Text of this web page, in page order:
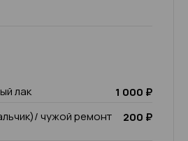
лак
1 000 ₽
чужой ремонт
200 ₽